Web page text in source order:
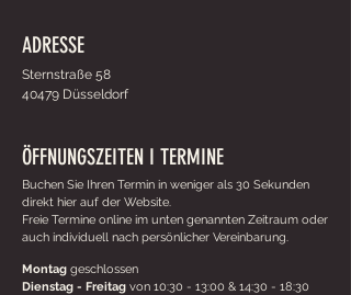
ADRESSE
Sternstraße 58
40479 Düsseldorf
ÖFFNUNGSZEITEN I TERMINE
Buchen Sie Ihren Termin in weniger als 30 Sekunden
direkt hier auf der Website.
Freie Termine online im unten genannten Zeitraum oder
auch individuell nach persönlicher Vereinbarung.
Montag geschlossen
Dienstag - Freitag von 10:30 - 13:00 & 14:30 - 18:30